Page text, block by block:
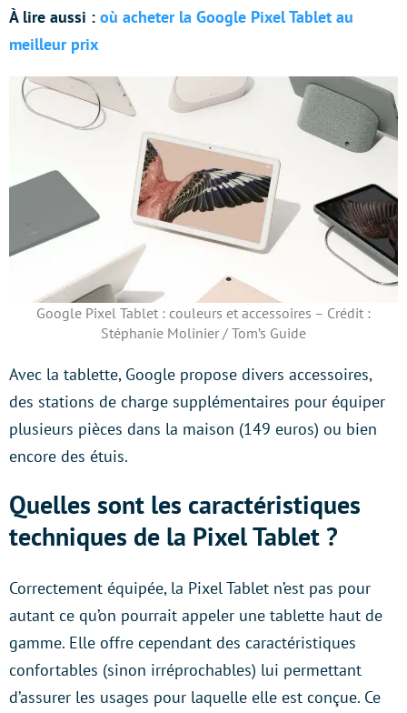
À lire aussi : où acheter la Google Pixel Tablet au
meilleur prix
Google Pixel Tablet : couleurs et accessoires – Crédit :
Stéphanie Molinier / Tom’s Guide
Avec la tablette, Google propose divers accessoires,
des stations de charge supplémentaires pour équiper
plusieurs pièces dans la maison (149 euros) ou bien
encore des étuis.
Quelles sont les caractéristiques
techniques de la Pixel Tablet ?
Correctement équipée, la Pixel Tablet n’est pas pour
autant ce qu’on pourrait appeler une tablette haut de
gamme. Elle offre cependant des caractéristiques
confortables (sinon irréprochables) lui permettant
d’assurer les usages pour laquelle elle est conçue. Ce